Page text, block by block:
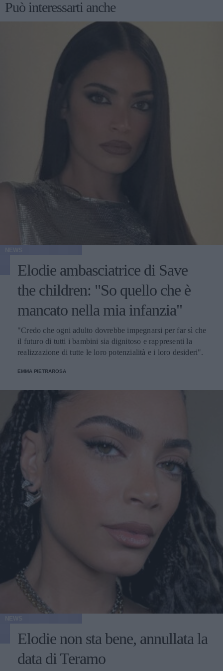
Può interessarti anche
Elodie ambasciatrice di Save
the children: "So quello che è
mancato nella mia infanzia"
"Credo che ogni adulto dovrebbe impegnarsi per far sì che
il futuro di tutti i bambini sia dignitoso e rappresenti la
realizzazione di tutte le loro potenzialità e i loro desideri".
EMMA PIETRAROSA
Elodie non sta bene, annullata la
data di Teramo